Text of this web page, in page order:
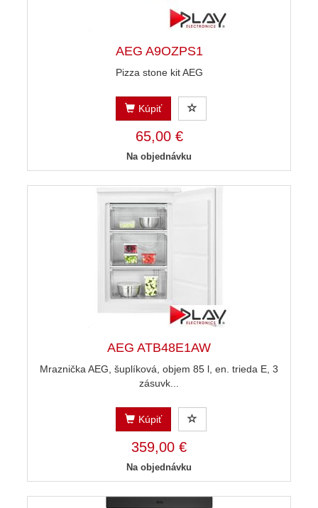
AEG A9OZPS1
Pizza stone kit AEG
Kúpiť
65,00 €
Na objednávku
AEG ATB48E1AW
Mraznička AEG, šuplíková, objem 85 l, en. trieda E, 3
zásuvk...
Kúpiť
359,00 €
Na objednávku